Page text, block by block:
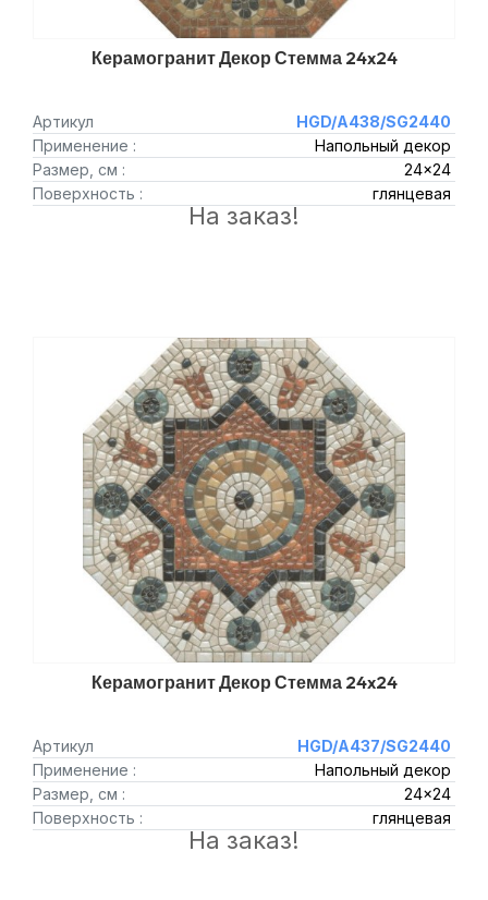
Керамогранит Декор Стемма 24x24
Артикул
HGD/A438/SG2440
Применение :
Напольный декор
Размер, см :
24x24
Поверхность :
глянцевая
На заказ!
Керамогранит Декор Стемма 24x24
Артикул
HGD/A437/SG2440
Применение :
Напольный декор
Размер, см :
24x24
Поверхность :
глянцевая
На заказ!